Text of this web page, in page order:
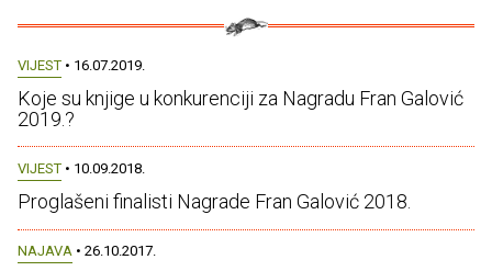
VIJEST • 16.07.2019.
Koje su knjige u konkurenciji za Nagradu Fran Galović
2019.?
VIJEST • 10.09.2018.
Proglašeni finalisti Nagrade Fran Galović 2018.
NAJAVA • 26.10.2017.